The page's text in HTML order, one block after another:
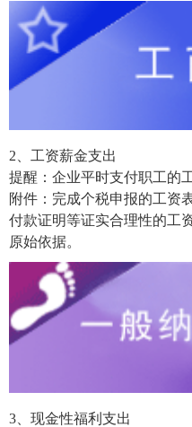
2、工资薪金支出
提醒：企业平时支付职工的
附件：完成个税申报的工资
付款证明等证实合理性的工
原始依据。
3、现金性福利支出